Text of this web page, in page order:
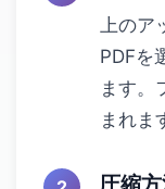
上のア
PDFを
ます。
まれま